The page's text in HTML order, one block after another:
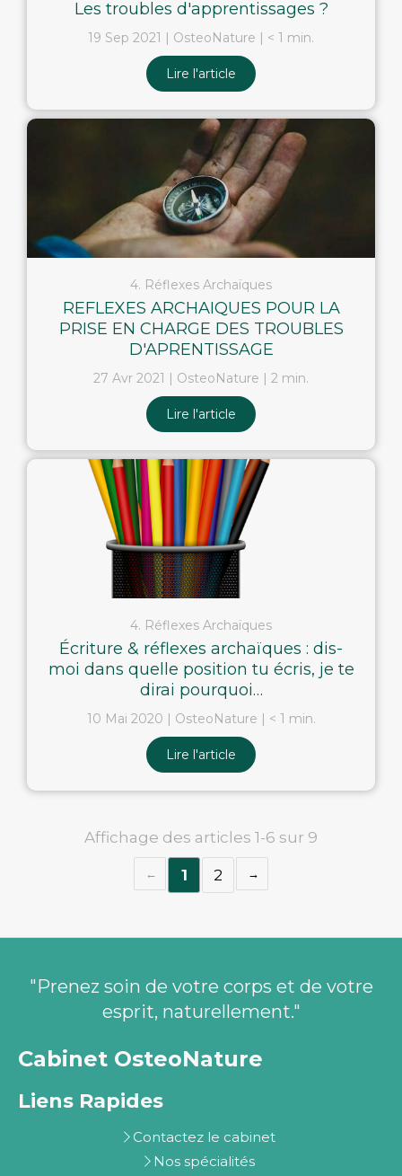
Les troubles d'apprentissages ?
19 Sep 2021 OsteoNature < 1 min.
Lire l'article
4. Réflexes Archaïques
REFLEXES ARCHAIQUES POUR LA
PRISE EN CHARGE DES TROUBLES
D'APRENTISSAGE
27 Avr 2021 OsteoNature 2 min.
Lire l'article
4. Réflexes Archaïques
Écriture & réflexes archaïques : dis-
moi dans quelle position tu écris, je te
dirai pourquoi…
10 Mai 2020 OsteoNature < 1 min.
Lire l'article
Affichage des articles 1-6 sur 9
1 2
Cabinet OsteoNature
"Prenez soin de votre corps et de votre
esprit, naturellement."
Liens Rapides
Contactez le cabinet
Nos spécialités